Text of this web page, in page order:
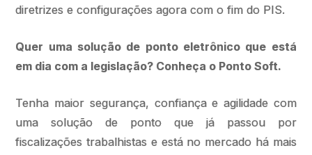
diretrizes e configurações agora com o fim do PIS.
Quer uma solução de ponto eletrônico que está
em dia com a legislação? Conheça o Ponto Soft.
Tenha maior segurança, confiança e agilidade com
uma solução de ponto que já passou por
fiscalizações trabalhistas e está no mercado há mais